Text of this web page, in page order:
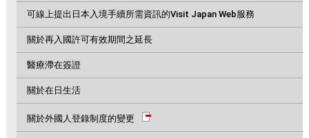
可線上提出日本入境手續所需資訊的Visit Japan Web服務
關於再入國許可有效期間之延長
醫療滯在簽證
關於在日生活
關於外國人登錄制度的變更